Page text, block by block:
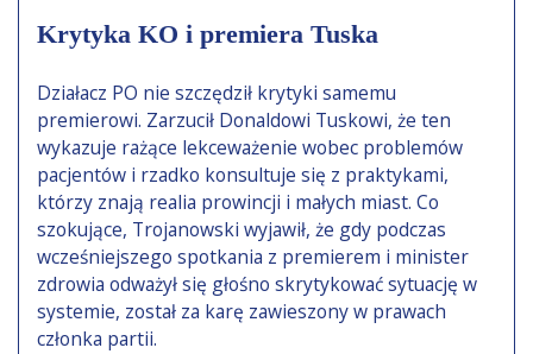
Krytyka KO i premiera Tuska
Działacz PO nie szczędził krytyki samemu
premierowi. Zarzucił Donaldowi Tuskowi, że ten
wykazuje rażące lekceważenie wobec problemów
pacjentów i rzadko konsultuje się z praktykami,
którzy znają realia prowincji i małych miast. Co
szokujące, Trojanowski wyjawił, że gdy podczas
wcześniejszego spotkania z premierem i minister
zdrowia odważył się głośno skrytykować sytuację w
systemie, został za karę zawieszony w prawach
członka partii.